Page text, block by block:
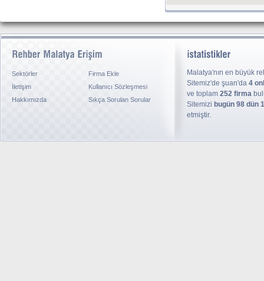
Sektörler
Firma Ekle
İletişim
Kullanıcı Sözleşmesi
Hakkımızda
Sıkça Sorulan Sorular
Malatya'nın en büyük
Sitemiz'de şuan'da 4
ve toplam 252 firma
Sitemizi bugün 98 dün
etmiştir.